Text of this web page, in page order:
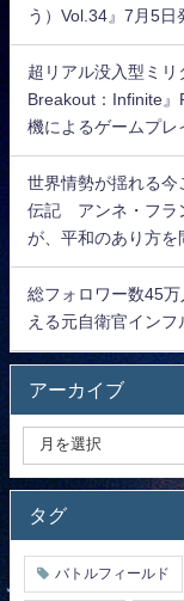
う）Vol.34』7月5日
超リアル没入型ミ
Breakout：Infinite
機によるゲームプレ
世界情勢が揺れる
伝記 アンネ・フラ
が、平和のあり方を
総フォロワー数45
える元自衛官インフ
アーカイブ
タグ
バトルフィールド